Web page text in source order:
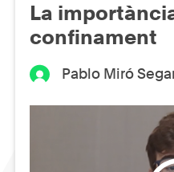
La
confinament
Pablo Miró